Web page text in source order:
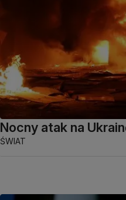
Nocny atak na
ŚWIAT